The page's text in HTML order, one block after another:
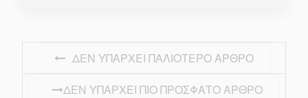
Πλοήγηση
άρθρων
ΔΕΝ ΥΠΆΡΧΕΙ ΠΑΛΙΌΤΕΡΟ ΆΡΘΡΟ
ΔΕΝ ΥΠΆΡΧΕΙ ΠΙΟ ΠΡΌΣΦΑΤΟ ΆΡΘΡΟ